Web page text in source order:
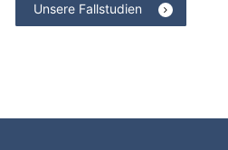
Unsere Fallstudien